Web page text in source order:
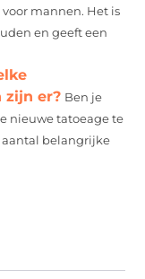
mannen. Het is
en geeft een
zijn er? Ben je
nieuwe tatoeage te
aantal belangrijke